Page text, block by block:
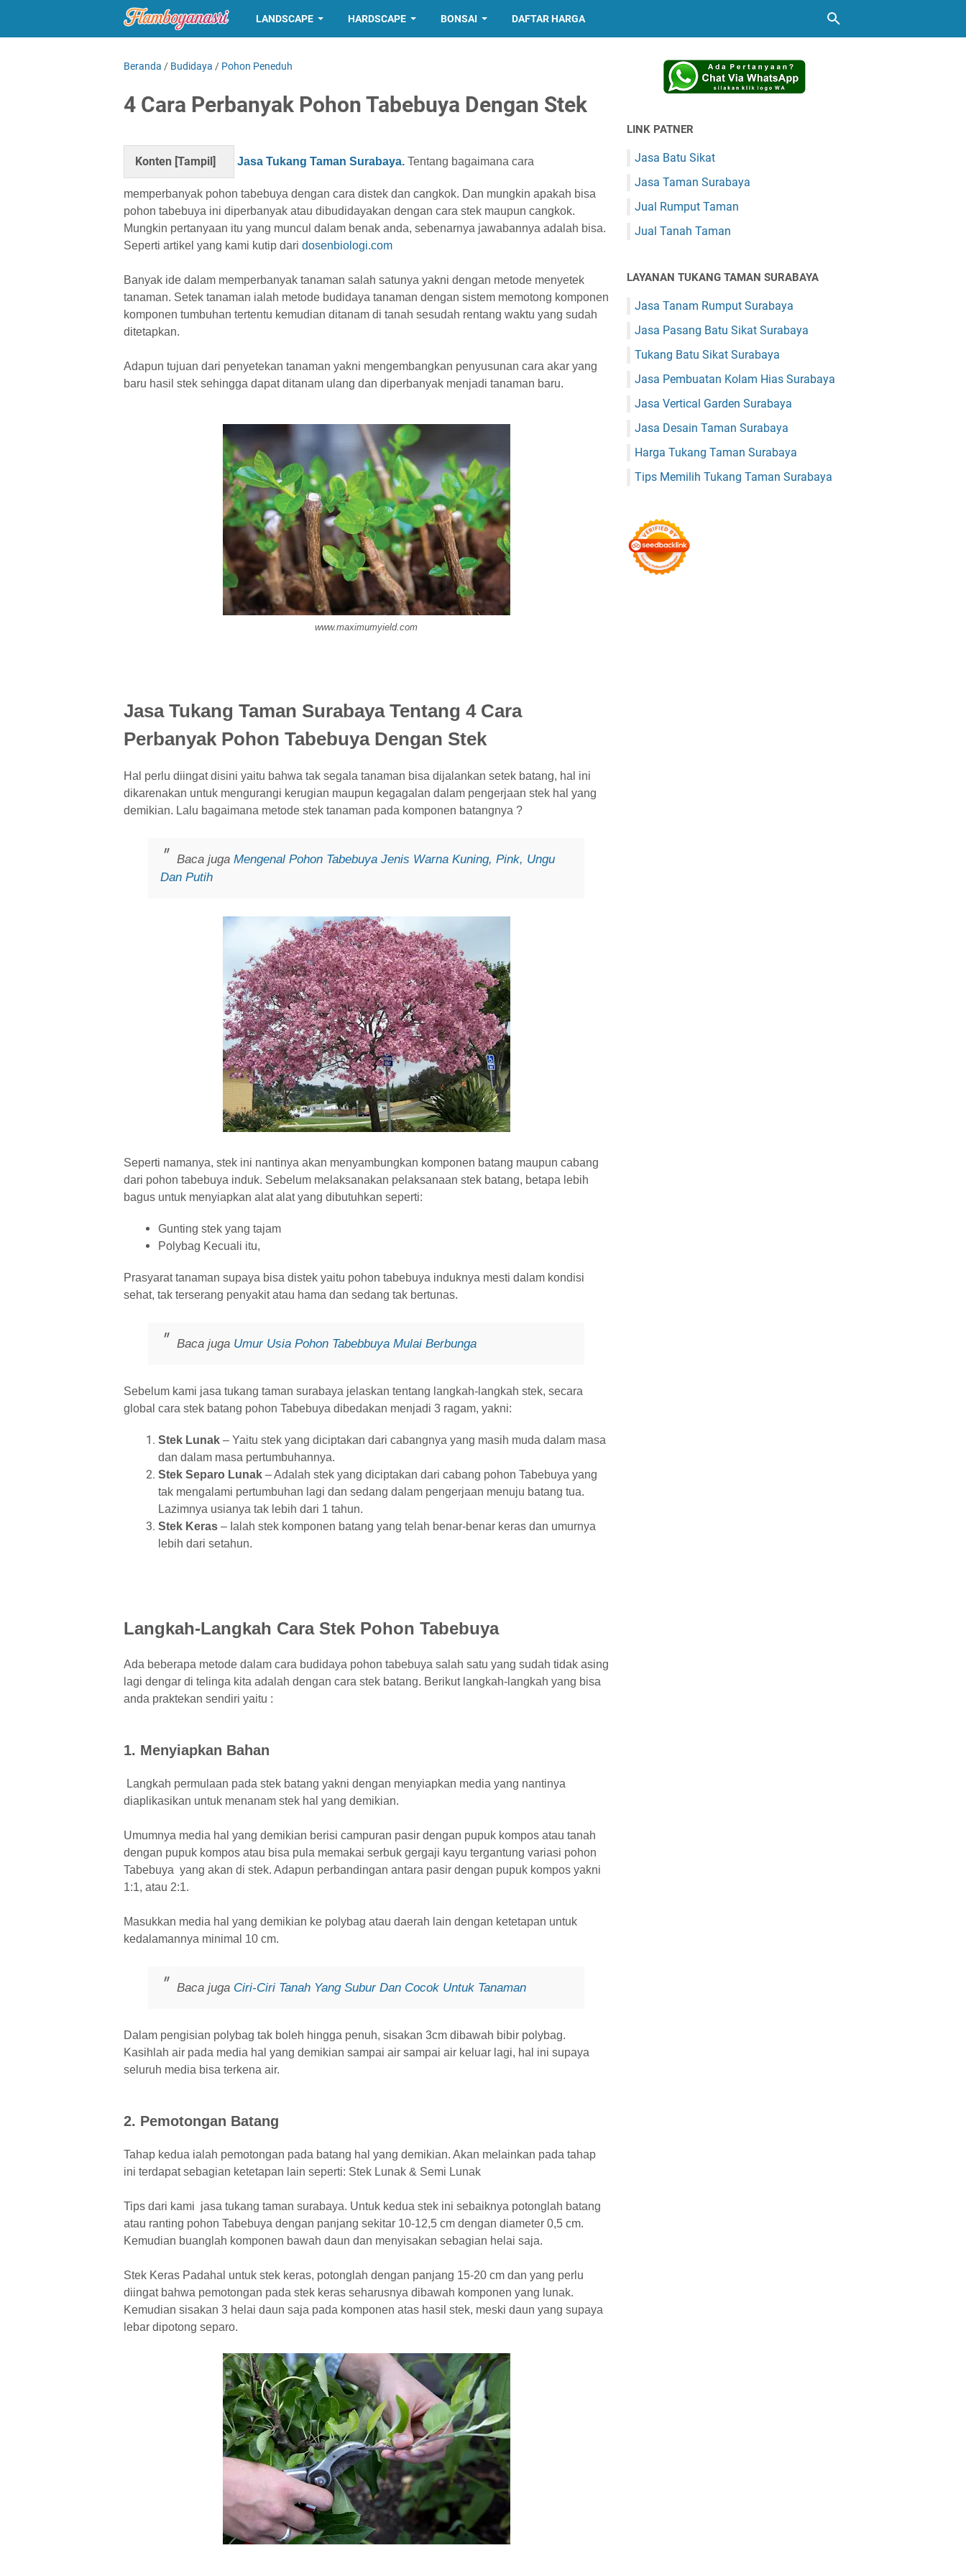
LANDSCAPE HARDSCAPE BONSAI DAFTAR HARGA
Beranda / Budidaya / Pohon Peneduh
4 Cara Perbanyak Pohon Tabebuya Dengan Stek
Konten [Tampil] Jasa Tukang Taman Surabaya. Tentang bagaimana cara
memperbanyak pohon tabebuya dengan cara distek dan cangkok. Dan mungkin apakah bisa
pohon tabebuya ini diperbanyak atau dibudidayakan dengan cara stek maupun cangkok.
Mungkin pertanyaan itu yang muncul dalam benak anda, sebenarnya jawabannya adalah bisa.
Seperti artikel yang kami kutip dari dosenbiologi.com
Banyak ide dalam memperbanyak tanaman salah satunya yakni dengan metode menyetek
tanaman. Setek tanaman ialah metode budidaya tanaman dengan sistem memotong komponen
komponen tumbuhan tertentu kemudian ditanam di tanah sesudah rentang waktu yang sudah
ditetapkan.
Adapun tujuan dari penyetekan tanaman yakni mengembangkan penyusunan cara akar yang
baru hasil stek sehingga dapat ditanam ulang dan diperbanyak menjadi tanaman baru.
www.maximumyield.com
Jasa Tukang Taman Surabaya Tentang 4 Cara
Perbanyak Pohon Tabebuya Dengan Stek
Hal perlu diingat disini yaitu bahwa tak segala tanaman bisa dijalankan setek batang, hal ini
dikarenakan untuk mengurangi kerugian maupun kegagalan dalam pengerjaan stek hal yang
demikian. Lalu bagaimana metode stek tanaman pada komponen batangnya ?
Baca juga Mengenal Pohon Tabebuya Jenis Warna Kuning, Pink, Ungu
Dan Putih
Seperti namanya, stek ini nantinya akan menyambungkan komponen batang maupun cabang
dari pohon tabebuya induk. Sebelum melaksanakan pelaksanaan stek batang, betapa lebih
bagus untuk menyiapkan alat alat yang dibutuhkan seperti:
Gunting stek yang tajam
Polybag Kecuali itu,
Prasyarat tanaman supaya bisa distek yaitu pohon tabebuya induknya mesti dalam kondisi
sehat, tak terserang penyakit atau hama dan sedang tak bertunas.
Baca juga Umur Usia Pohon Tabebbuya Mulai Berbunga
Sebelum kami jasa tukang taman surabaya jelaskan tentang langkah-langkah stek, secara
global cara stek batang pohon Tabebuya dibedakan menjadi 3 ragam, yakni:
Stek Lunak – Yaitu stek yang diciptakan dari cabangnya yang masih muda dalam masa
dan dalam masa pertumbuhannya.
Stek Separo Lunak – Adalah stek yang diciptakan dari cabang pohon Tabebuya yang
tak mengalami pertumbuhan lagi dan sedang dalam pengerjaan menuju batang tua.
Lazimnya usianya tak lebih dari 1 tahun.
Stek Keras – Ialah stek komponen batang yang telah benar-benar keras dan umurnya
lebih dari setahun.
Langkah-Langkah Cara Stek Pohon Tabebuya
Ada beberapa metode dalam cara budidaya pohon tabebuya salah satu yang sudah tidak asing
lagi dengar di telinga kita adalah dengan cara stek batang. Berikut langkah-langkah yang bisa
anda praktekan sendiri yaitu :
1. Menyiapkan Bahan
Langkah permulaan pada stek batang yakni dengan menyiapkan media yang nantinya
diaplikasikan untuk menanam stek hal yang demikian.
Umumnya media hal yang demikian berisi campuran pasir dengan pupuk kompos atau tanah
dengan pupuk kompos atau bisa pula memakai serbuk gergaji kayu tergantung variasi pohon
Tabebuya yang akan di stek. Adapun perbandingan antara pasir dengan pupuk kompos yakni
1:1, atau 2:1.
Masukkan media hal yang demikian ke polybag atau daerah lain dengan ketetapan untuk
kedalamannya minimal 10 cm.
Baca juga Ciri-Ciri Tanah Yang Subur Dan Cocok Untuk Tanaman
Dalam pengisian polybag tak boleh hingga penuh, sisakan 3cm dibawah bibir polybag.
Kasihlah air pada media hal yang demikian sampai air sampai air keluar lagi, hal ini supaya
seluruh media bisa terkena air.
2. Pemotongan Batang
Tahap kedua ialah pemotongan pada batang hal yang demikian. Akan melainkan pada tahap
ini terdapat sebagian ketetapan lain seperti: Stek Lunak & Semi Lunak
Tips dari kami jasa tukang taman surabaya. Untuk kedua stek ini sebaiknya potonglah batang
atau ranting pohon Tabebuya dengan panjang sekitar 10-12,5 cm dengan diameter 0,5 cm.
Kemudian buanglah komponen bawah daun dan menyisakan sebagian helai saja.
Stek Keras Padahal untuk stek keras, potonglah dengan panjang 15-20 cm dan yang perlu
diingat bahwa pemotongan pada stek keras seharusnya dibawah komponen yang lunak.
Kemudian sisakan 3 helai daun saja pada komponen atas hasil stek, meski daun yang supaya
lebar dipotong separo.
LINK PATNER
Jasa Batu Sikat
Jasa Taman Surabaya
Jual Rumput Taman
Jual Tanah Taman
LAYANAN TUKANG TAMAN SURABAYA
Jasa Tanam Rumput Surabaya
Jasa Pasang Batu Sikat Surabaya
Tukang Batu Sikat Surabaya
Jasa Pembuatan Kolam Hias Surabaya
Jasa Vertical Garden Surabaya
Jasa Desain Taman Surabaya
Harga Tukang Taman Surabaya
Tips Memilih Tukang Taman Surabaya